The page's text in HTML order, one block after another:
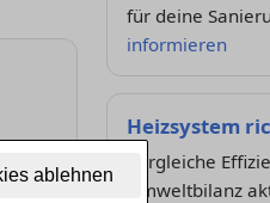
ablehnen
für deine
informieren
Heizsystem
Vergleiche
Umweltbilanz